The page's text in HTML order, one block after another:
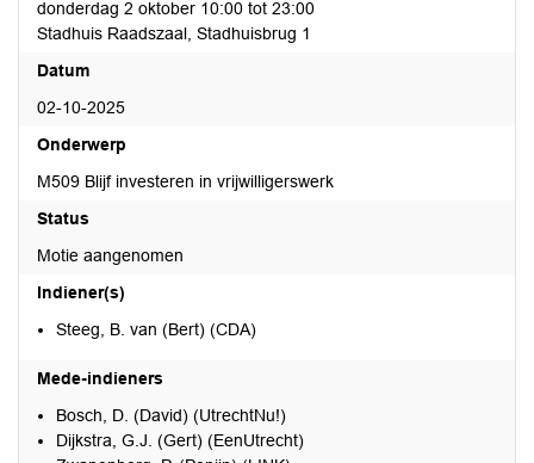
donderdag 2 oktober 10:00 tot 23:00
Stadhuis Raadszaal, Stadhuisbrug 1
Datum
02-10-2025
Onderwerp
M509 Blijf investeren in vrijwilligerswerk
Status
Motie aangenomen
Indiener(s)
Steeg, B. van (Bert) (CDA)
Mede-indieners
Bosch, D. (David) (UtrechtNu!)
Dijkstra, G.J. (Gert) (EenUtrecht)